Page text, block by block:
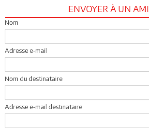
ENVOYER À UN AMI
Nom
Adresse e-mail
Nom du destinataire
Adresse e-mail destinataire